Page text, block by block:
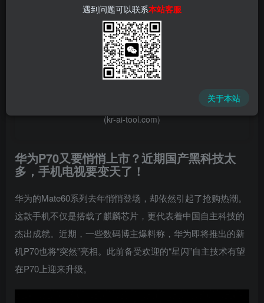
📌 1000➕互联网副业项目教程，更多网赚项目，点击以下
链接进入本站首页：
中赚网 - 分享各大收费VIP网赚项目和创业教程 - 狂人资源
(kr-ai-tool.com)
华为P70又要悄悄上市？近期国产黑科技太
多，手机电视要变天了！
华为的Mate60系列去年悄悄登场，却依然引起了抢购热潮。
这款手机不仅是搭载了麒麟芯片，更代表着中国自主科技的
杰出成就。近期，一些数码博主爆料称，华为即将推出的新
机P70也将“突然”亮相。此前备受欢迎的“星闪”自主技术有望
在P70上迎来升级。
遇到问题可以联系本站客服
关于本站